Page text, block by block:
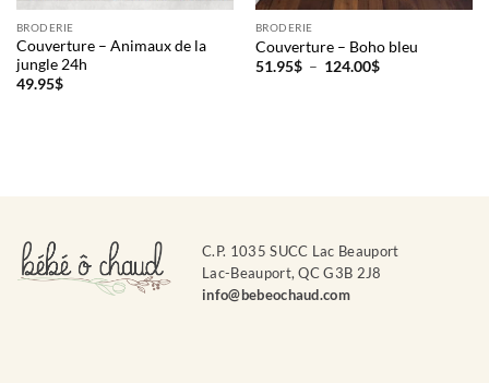
BRODERIE
Couverture – Animaux de la
jungle 24h
49.95$
BRODERIE
Couverture – Boho bleu
51.95$ – 124.00$Plage
C.P. 1035 SUCC Lac Beauport
Lac-Beauport, QC G3B 2J8
info@bebeochaud.com